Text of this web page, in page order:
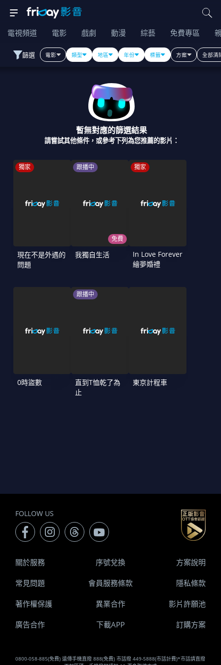
電視頻道 電影 戲劇 動漫 綜藝 免費專區
篩選 電影 類型 地區 年份 標籤 方案 全部清
暫無對應的篩選結果
請嘗試其他條件，或參考下列為您推薦的影片：
獨家
現在不是外遇的
問題
跟播中
免費
我獨自生活
獨家
In Love Forever
繪夢婚禮
0時盜數
跟播中
直到T恤乾了為
止
東京計程車
FOLLOW US
0800-058-885(免費) 遠傳手機直撥 888(免費) 市話撥 449-5888(市話計費)*市話請直撥
關於服務 序號兌換 方案說明
常見問題 會員服務條款 隱私條款
著作權保護 異業合作 影片許願池
廣告合作 下載APP 訂購方案